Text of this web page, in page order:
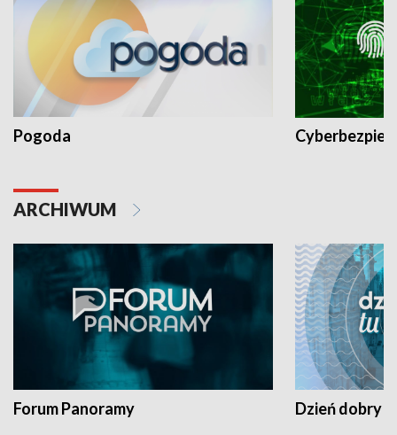
Pogoda
ARCHIWUM
Forum Panoramy Dzień dobry